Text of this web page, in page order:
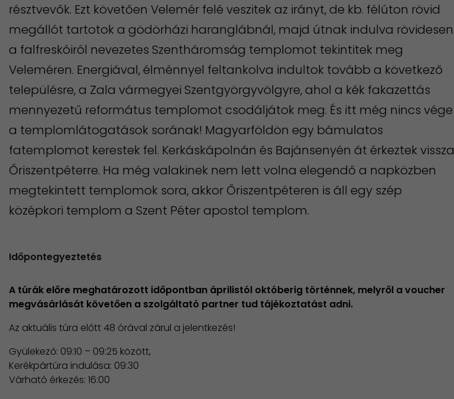
résztvevők. Ezt követően Velemér felé veszitek az irányt, de kb. félúton rövid
megállót tartotok a gödörházi haranglábnál, majd útnak indulva rövidesen
a falfreskóiról nevezetes Szentháromság templomot tekintitek meg
Veleméren. Energiával, élménnyel feltankolva indultok tovább a következő
településre, a Zala vármegyei Szentgyörgyvölgyre, ahol a kék fakazettás
mennyezetű református templomot csodáljátok meg. És itt még nincs vége
a templomlátogatások sorának! Magyarföldön egy bámulatos
fatemplomot kerestek fel. Kerkáskápolnán és Bajánsenyén át érkeztek vissza
Őriszentpéterre. Ha még valakinek nem lett volna elegendő a napközben
megtekintett templomok sora, akkor Őriszentpéteren is áll egy szép
középkori templom a Szent Péter apostol templom.
Időpontegyeztetés
A túrák előre meghatározott időpontban áprilistól októberig történnek, melyről a voucher
megvásárlását követően a szolgáltató partner tud tájékoztatást adni.
Az aktuális túra előtt 48 órával zárul a jelentkezés!
Gyülekező: 09:10 – 09:25 között,
​Kerékpártúra indulása: 09:30
Várható érkezés: 16:00